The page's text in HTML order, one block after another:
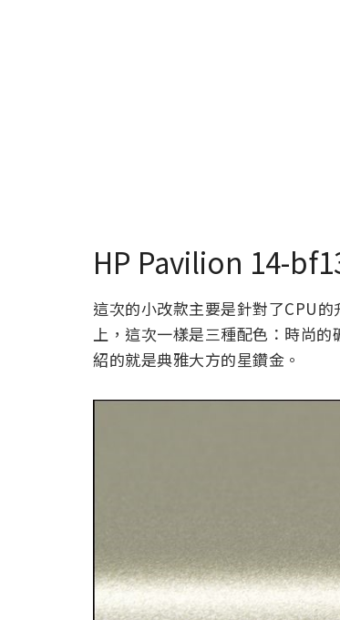
HP Pavilion 14-
這次的小改款主要是針對了CPU
上，這次一樣是三種配色：時尚
紹的就是典雅大方的星鑽金。